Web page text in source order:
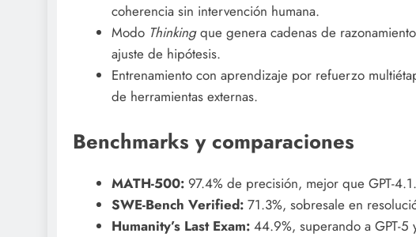
coherencia sin intervención humana.
Modo Thinkingque genera cadenas de
ajuste de hipótesis.
Entrenamiento con aprendizaje por refuerzo
de herramientas externas.
Benchmarks y comparaciones
MATH-500:97.4% de precisión, mejor que GPT-4.1.
SWE-Bench Verified:71.3%, sobresale en
Humanity’s Last Exam:44.9%, superando a GPT-5